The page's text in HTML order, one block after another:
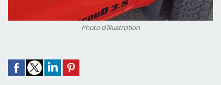
Photo d'illustration